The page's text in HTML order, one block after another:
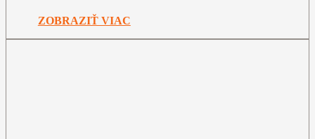
799,00€.
ZOBRAZIŤ VIAC